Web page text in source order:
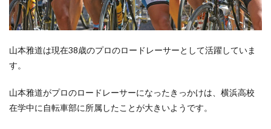
山本雅道は現在38歳のプロのロードレーサーとして活躍していま
す。
山本雅道がプロのロードレーサーになったきっかけは、横浜高校
在学中に自転車部に所属したことが大きいようです。